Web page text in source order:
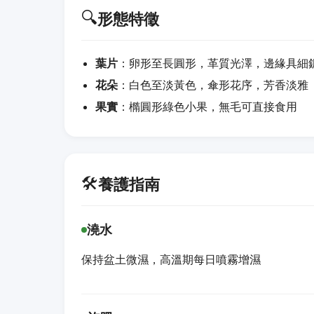
🔍形態特徵
葉片 ：卵形至長圓形，革質光澤，邊緣具細
花朵 ：白色至淡黃色，傘形花序，芳香淡雅
果實 ：橢圓形綠色小果，無毛可直接食用
🛠️養護指南
澆水
保持盆土微濕，高溫期每日噴霧增濕